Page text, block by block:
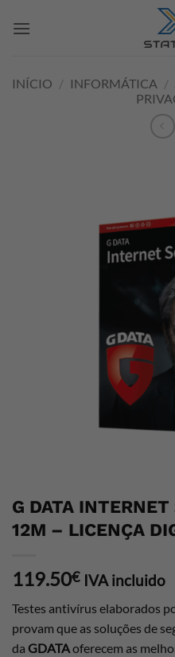
INÍCIO / INFORMÁTICA /
G DATA
12M – LICENÇA
119.50€ IVA incluido
Testes antivírus elaborados
provam que as soluções de
da GDATAoferecem as